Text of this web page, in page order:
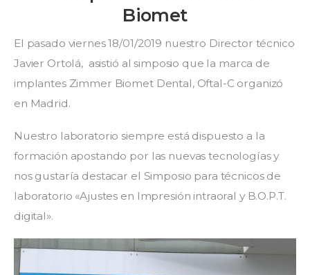
Biomet
El pasado viernes 18/01/2019 nuestro Director técnico
Javier Ortolá, asistió al simposio que la marca de
implantes Zimmer Biomet Dental, Oftal-C organizó
en Madrid.
Nuestro laboratorio siempre está dispuesto a la
formación apostando por las nuevas tecnologías y
nos gustaría destacar el Simposio para técnicos de
laboratorio «Ajustes en Impresión intraoral y B.O.P.T.
digital».